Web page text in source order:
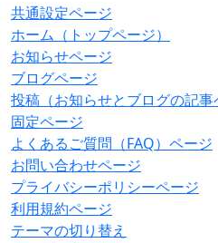
共通設定ページ
ホーム（トップページ）
お知らせページ
ブログページ
投稿（お知らせとブログの記事
固定ページ
よくあるご質問（FAQ）ページ
お問い合わせページ
プライバシーポリシーページ
利用規約ページ
テーマの切り替え